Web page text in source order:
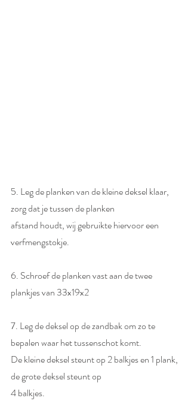
5. Leg de planken van de kleine deksel klaar,
zorg dat je tussen de planken
afstand houdt, wij gebruikte hiervoor een
verfmengstokje.
6. Schroef de planken vast aan de twee
plankjes van 33x19x2
7. Leg de deksel op de zandbak om zo te
bepalen waar het tussenschot komt.
De kleine deksel steunt op 2 balkjes en 1 plank,
de grote deksel steunt op
4 balkjes.